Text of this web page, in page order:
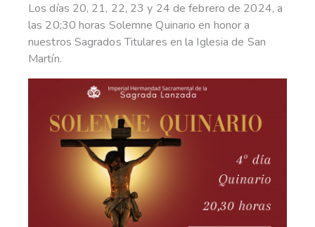
Los días 20, 21, 22, 23 y 24 de febrero de 2024, a
las 20;30 horas Solemne Quinario en honor a
nuestros Sagrados Titulares en la Iglesia de San
Martín.